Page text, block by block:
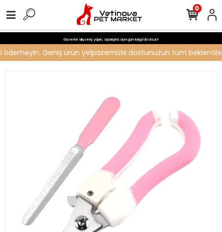
Güvenle alışveriş yapın, siparişiniz aynı gün kargo'da olsun!
Geniş ürün yelpazemizle dostunuzun tüm
0